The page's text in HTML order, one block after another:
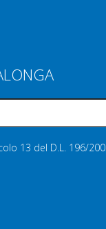
13 del D.L. 196/